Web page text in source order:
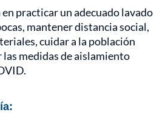
practicar un adecuado lavado
mantener distancia social,
cuidar a la población
medidas de aislamiento